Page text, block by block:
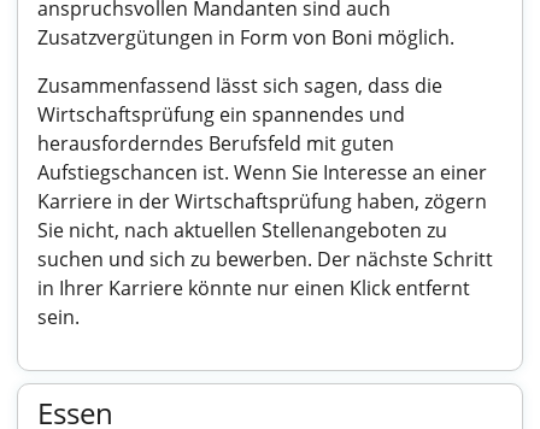
anspruchsvollen Mandanten sind auch
Zusatzvergütungen in Form von Boni möglich.
Zusammenfassend lässt sich sagen, dass die
Wirtschaftsprüfung ein spannendes und
herausforderndes Berufsfeld mit guten
Aufstiegschancen ist. Wenn Sie Interesse an einer
Karriere in der Wirtschaftsprüfung haben, zögern
Sie nicht, nach aktuellen Stellenangeboten zu
suchen und sich zu bewerben. Der nächste Schritt
in Ihrer Karriere könnte nur einen Klick entfernt
sein.
Essen